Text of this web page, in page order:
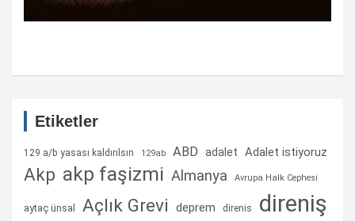
Etiketler
129 a/b yasası kaldırılsın 129ab ABD adalet Adalet istiyoruz
Akp akp faşizmi Almanya Avrupa Halk Cephesi
aytaç ünsal Açlık Grevi deprem direnis direniş